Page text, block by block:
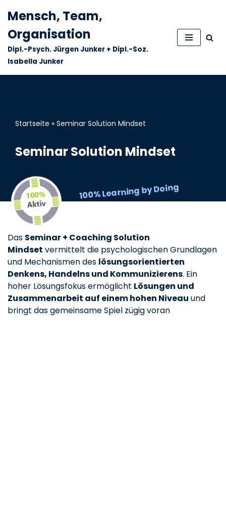
Zum
Inhalt
springen
Mensch, Team,
Organisation
Dipl.-Psych. Jürgen Junker + Dipl.-Soz.
Isabella Junker
100% Learning by Doing
Startseite » Seminar Solution Mindset
Seminar Solution Mindset
Das Seminar + Coaching Solution
Mindset vermittelt die psychologischen Grundlagen
und Mechanismen des lösungsorientierten
Denkens, Handelns und Kommunizierens. Ein
hoher Lösungsfokus ermöglicht Lösungen und
Zusammenarbeit auf einem hohen Niveau und
bringt das gemeinsame Spiel zügig voran